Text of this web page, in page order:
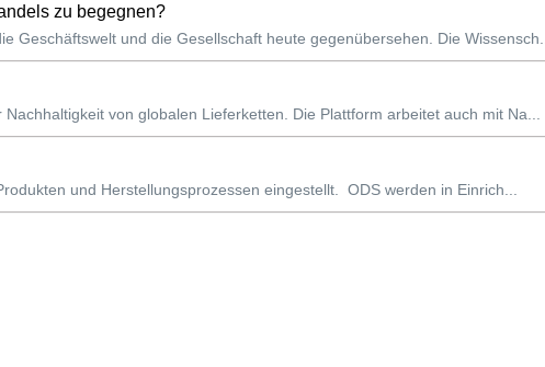
zu begegnen?
und die Gesellschaft heute gegenübersehen. Die Wissensch...
von globalen Lieferketten. Die Plattform arbeitet auch mit Na...
und Herstellungsprozessen eingestellt. ODS werden in Einrich...